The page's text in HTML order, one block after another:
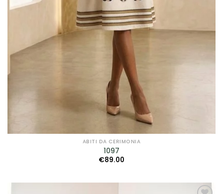
ABITI DA CERIMONIA
1097
€89.00